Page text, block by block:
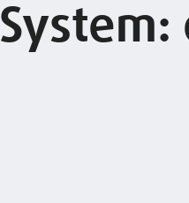
System: